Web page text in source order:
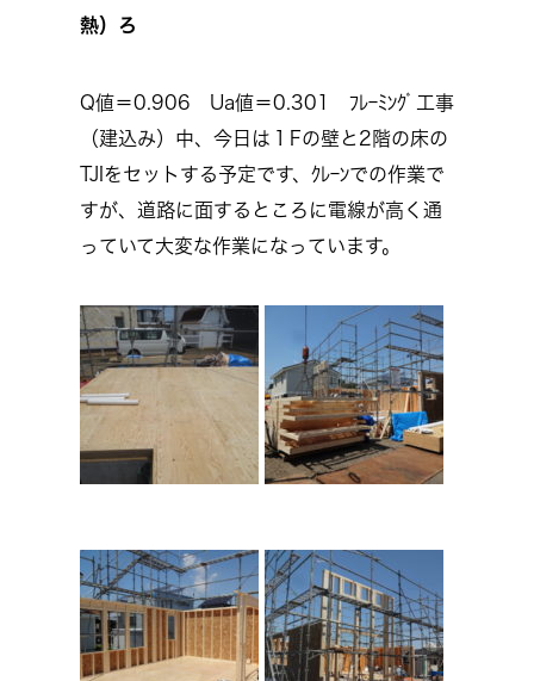
熱）ろ
Q値＝0.906 Ua値＝0.301 ﾌﾚｰﾐﾝｸﾞ工事
（建込み）中、今日は１Fの壁と2階の床の
TJIをセットする予定です、ｸﾚｰﾝでの作業で
すが、道路に面するところに電線が高く通
っていて大変な作業になっています。